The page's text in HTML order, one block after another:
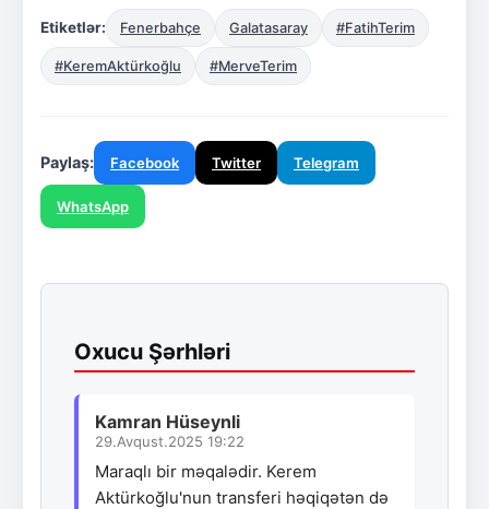
Etiketlər: Fenerbahçe Galatasaray #FatihTerim
#KeremAktürkoğlu #MerveTerim
Paylaş: Facebook Twitter Telegram
WhatsApp
Oxucu Şərhləri
Kamran Hüseynli
29.Avqust.2025 19:22
Maraqlı bir məqalədir. Kerem
Aktürkoğlu'nun transferi həqiqətən də